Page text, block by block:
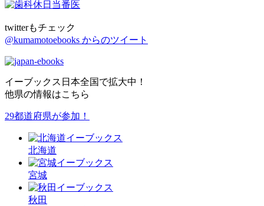
twitterもチェック
@kumamotoebooks からのツイート
イーブックス日本全国で拡大中！
他県の情報はこちら
29都道府県が参加！
北海道
宮城
秋田